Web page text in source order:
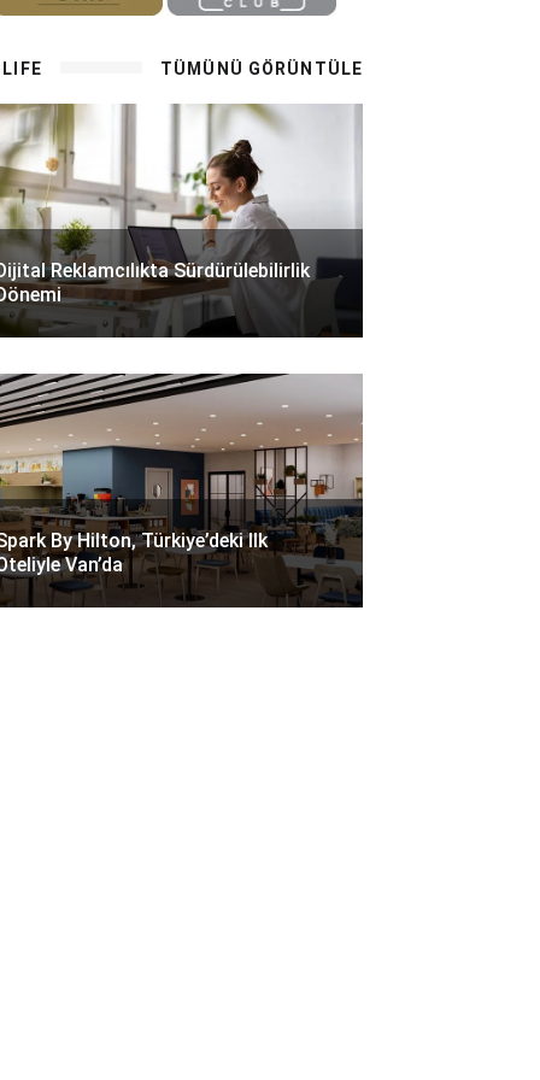
TÜMÜNÜ GÖRÜNTÜLE
Reklamcılıkta Sürdürülebilirlik
By Hilton, Türkiye’deki Ilk
Van’da